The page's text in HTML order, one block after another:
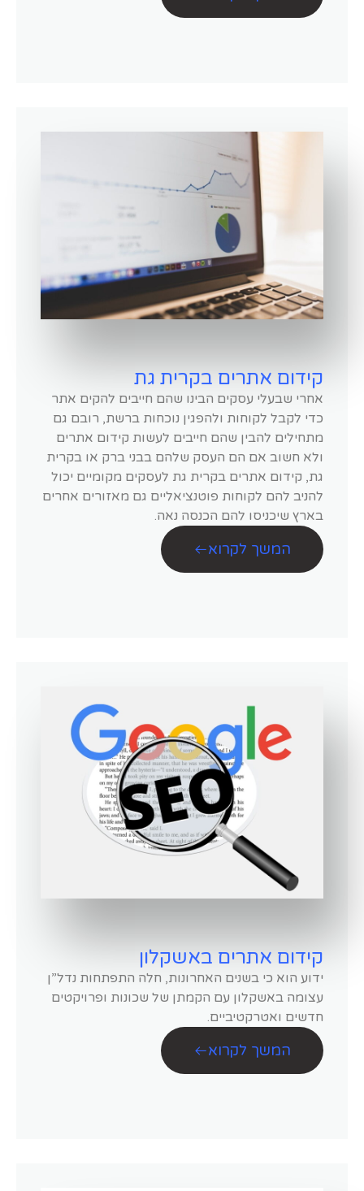
קידום אתרים בקרית גת
אחרי שבעלי עסקים הבינו שהם חייבים להקים אתר
כדי לקבל לקוחות ולהפגין נוכחות ברשת, רובם גם
מתחילים להבין שהם חייבים לעשות קידום אתרים
ולא חשוב אם הם העסק שלהם בבני ברק או בקרית
גת, קידום אתרים בקרית גת לעסקים מקומיים יכול
להניב להם לקוחות פוטנציאליים גם מאזורים אחרים
בארץ שיכניסו להם הכנסה נאה.
המשך לקרוא
קידום אתרים באשקלון
ידוע הוא כי בשנים האחרונות, חלה התפתחות נדל”ן
עצומה באשקלון עם הקמתן של שכונות ופרויקטים
חדשים ואטרקטיביים.
המשך לקרוא